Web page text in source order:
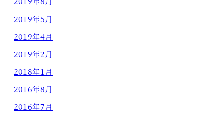
2019年5月
2019年4月
2019年2月
2018年1月
2016年8月
2016年7月